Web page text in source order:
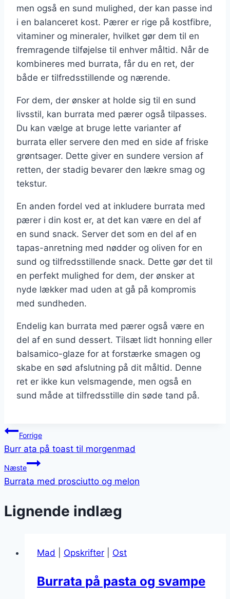
men også en sund mulighed, der kan passe ind
i en balanceret kost. Pærer er rige på kostfibre,
vitaminer og mineraler, hvilket gør dem til en
fremragende tilføjelse til enhver måltid. Når de
kombineres med burrata, får du en ret, der
både er tilfredsstillende og nærende.
For dem, der ønsker at holde sig til en sund
livsstil, kan burrata med pærer også tilpasses.
Du kan vælge at bruge lette varianter af
burrata eller servere den med en side af friske
grøntsager. Dette giver en sundere version af
retten, der stadig bevarer den lækre smag og
tekstur.
En anden fordel ved at inkludere burrata med
pærer i din kost er, at det kan være en del af
en sund snack. Server det som en del af en
tapas-anretning med nødder og oliven for en
sund og tilfredsstillende snack. Dette gør det til
en perfekt mulighed for dem, der ønsker at
nyde lækker mad uden at gå på kompromis
med sundheden.
Endelig kan burrata med pærer også være en
del af en sund dessert. Tilsæt lidt honning eller
balsamico-glaze for at forstærke smagen og
skabe en sød afslutning på dit måltid. Denne
ret er ikke kun velsmagende, men også en
sund måde at tilfredsstille din søde tand på.
Indlægsnavigation
Forrige
Burr ata på toast til morgenmad
Næste
Burrata med prosciutto og melon
Lignende indlæg
Mad Opskrifter Ost
Burrata på pasta og svampe